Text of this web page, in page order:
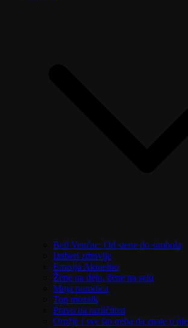
Beli Venčac: Od stene do simbola
Izaberi zdravlje
Emisija Aktuelno
Žene na delu, žene na selu
Moja porodica
Top mozaik
Pravo na različitost
Oružje i sve što treba da znate o